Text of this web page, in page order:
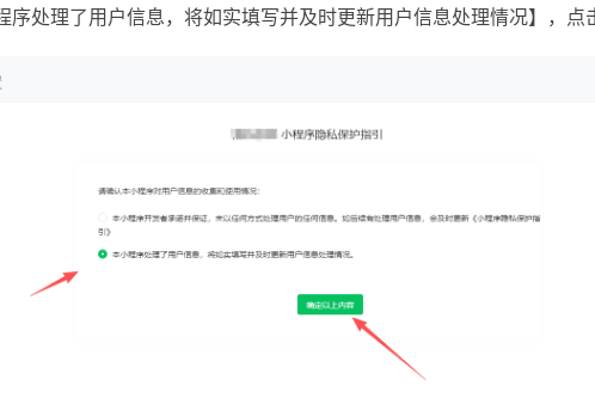
序处理了用户信息，将如实填写并及时更新用户信息处理情况】，点